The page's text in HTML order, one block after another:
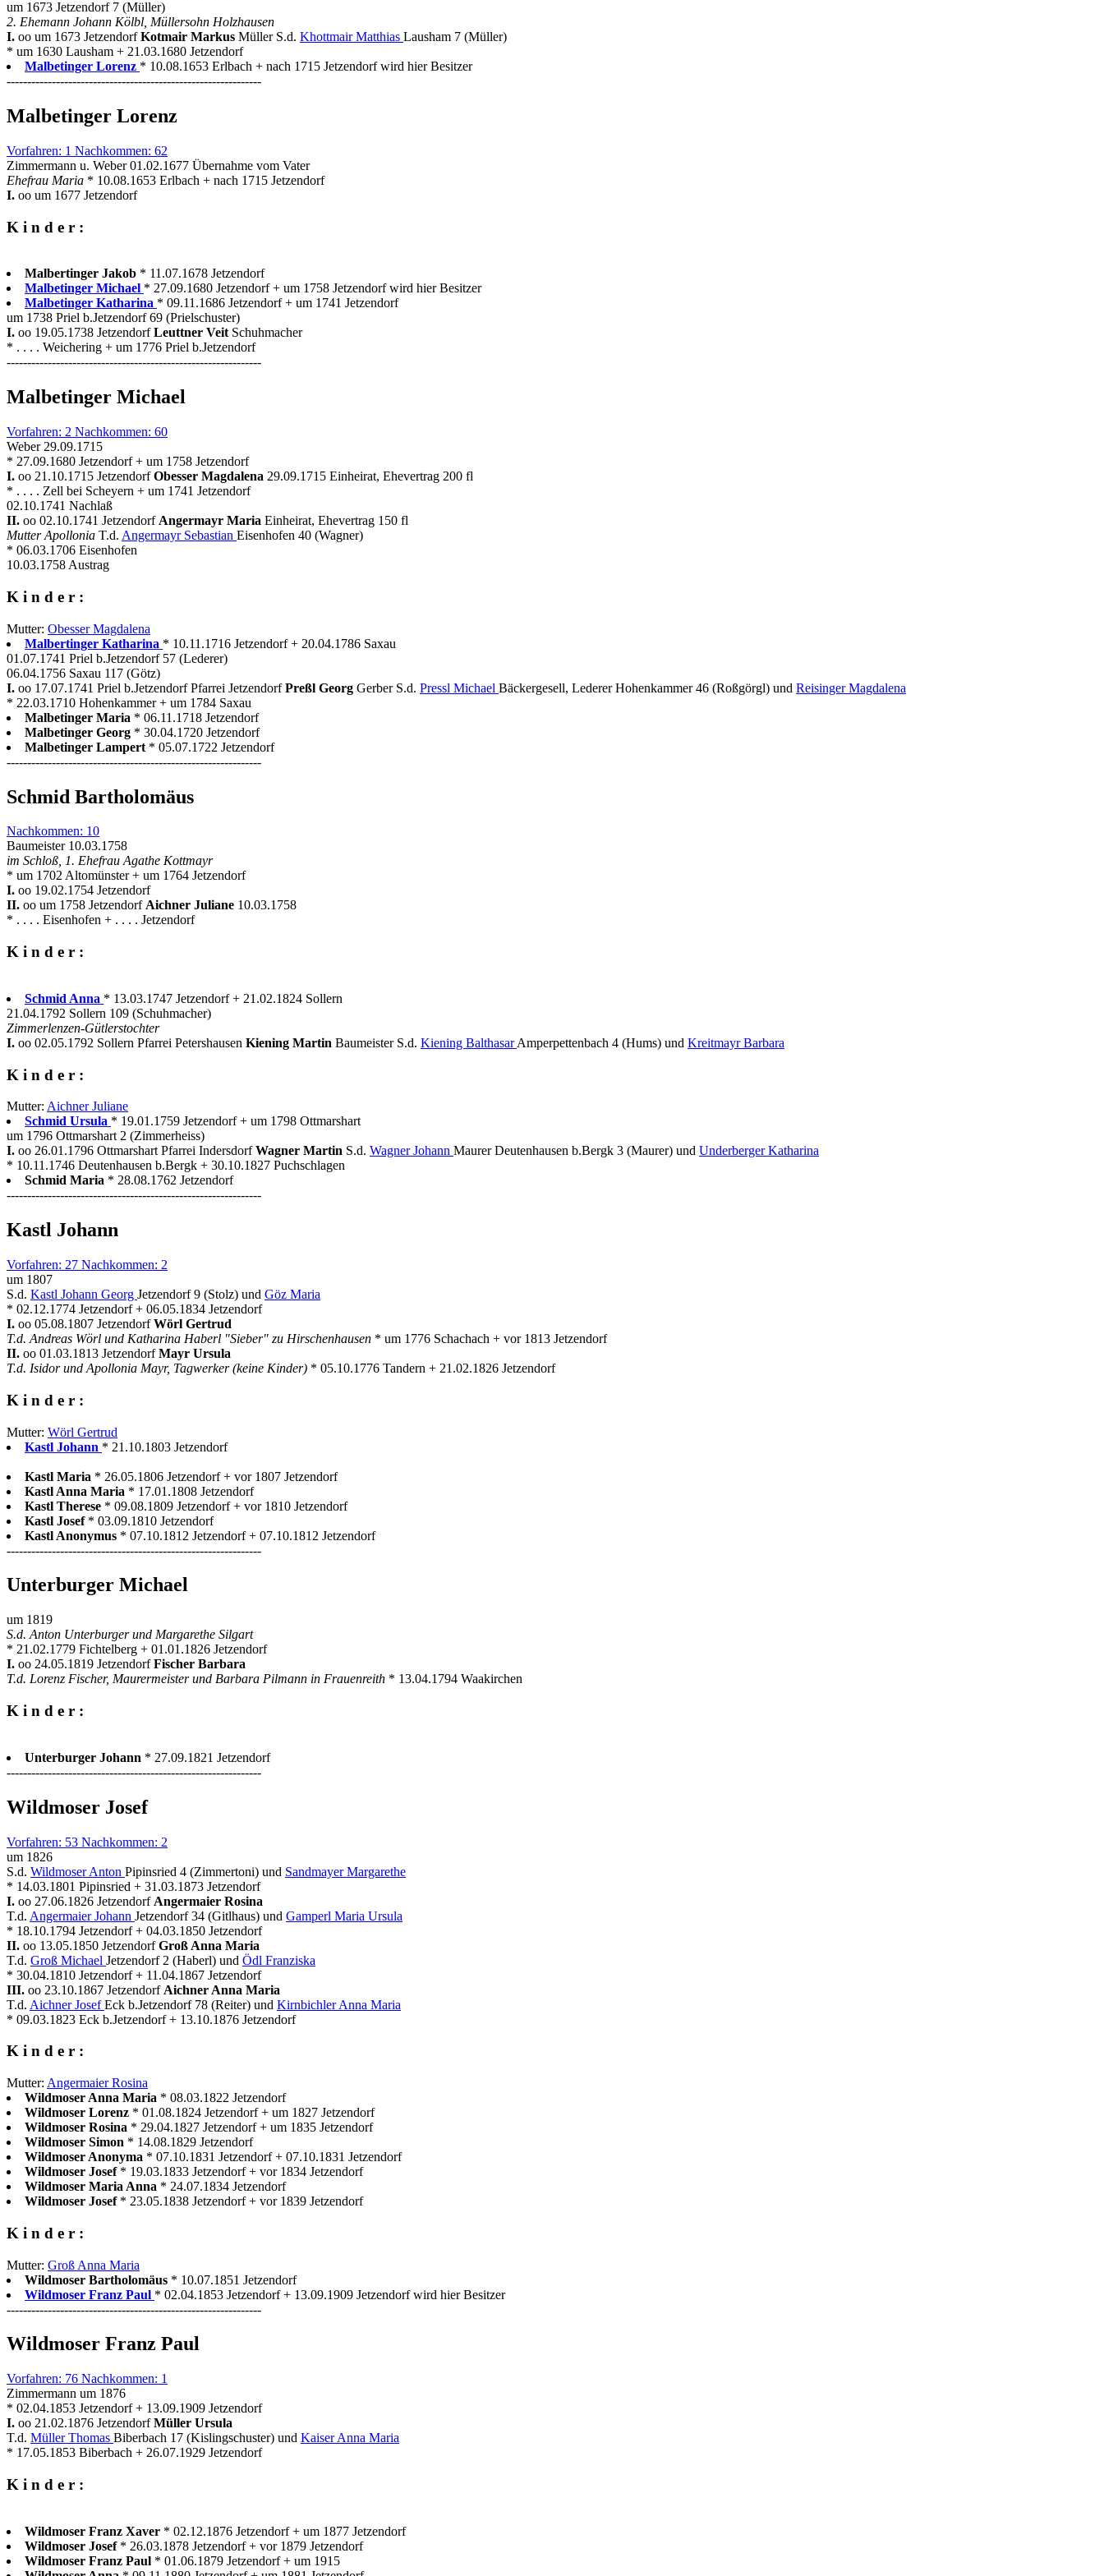
um 1673 Jetzendorf 7 (Müller)
2. Ehemann Johann Kölbl, Müllersohn Holzhausen
I. oo um 1673 JetzendorfKotmair Markus Müller S.d. Khottmair Matthias Lausham 7 (Müller)
* um 1630 Lausham + 21.03.1680 Jetzendorf
Malbetinger Lorenz * 10.08.1653 Erlbach + nach 1715 Jetzendorf wird hier Besitzer
--------------------------------------------------------------
Malbetinger Lorenz
Vorfahren: 1 Nachkommen: 62
Zimmermann u. Weber 01.02.1677 Übernahme vom Vater
Ehefrau Maria * 10.08.1653 Erlbach + nach 1715 Jetzendorf
I. oo um 1677 Jetzendorf
K i n d e r :
Malbertinger Jakob * 11.07.1678 Jetzendorf
Malbetinger Michael * 27.09.1680 Jetzendorf + um 1758 Jetzendorf wird hier Besitzer
Malbetinger Katharina * 09.11.1686 Jetzendorf + um 1741 Jetzendorf
um 1738 Priel b.Jetzendorf 69 (Prielschuster)
I. oo 19.05.1738 JetzendorfLeuttner Veit Schuhmacher
* . . . . Weichering + um 1776 Priel b.Jetzendorf
--------------------------------------------------------------
Malbetinger Michael
Vorfahren: 2 Nachkommen: 60
Weber 29.09.1715
* 27.09.1680 Jetzendorf + um 1758 Jetzendorf
I. oo 21.10.1715 JetzendorfObesser Magdalena 29.09.1715 Einheirat, Ehevertrag 200 fl
* . . . . Zell bei Scheyern + um 1741 Jetzendorf
02.10.1741 Nachlaß
II. oo 02.10.1741 Jetzendorf Angermayr Maria Einheirat, Ehevertrag 150 fl
Mutter Apollonia T.d. Angermayr Sebastian Eisenhofen 40 (Wagner)
* 06.03.1706 Eisenhofen
10.03.1758 Austrag
K i n d e r :
Mutter: Obesser Magdalena
Malbertinger Katharina * 10.11.1716 Jetzendorf + 20.04.1786 Saxau
01.07.1741 Priel b.Jetzendorf 57 (Lederer)
06.04.1756 Saxau 117 (Götz)
I. oo 17.07.1741 Priel b.Jetzendorf Pfarrei JetzendorfPreßl Georg Gerber S.d. Pressl Michael Bäckergesell, Lederer Hohenkammer 46 (Roßgörgl) und Reisinger Magdalena
* 22.03.1710 Hohenkammer + um 1784 Saxau
Malbetinger Maria * 06.11.1718 Jetzendorf
Malbetinger Georg * 30.04.1720 Jetzendorf
Malbetinger Lampert * 05.07.1722 Jetzendorf
--------------------------------------------------------------
Schmid Bartholomäus
Nachkommen: 10
Baumeister 10.03.1758
im Schloß, 1. Ehefrau Agathe Kottmayr
* um 1702 Altomünster + um 1764 Jetzendorf
I. oo 19.02.1754 Jetzendorf
II. oo um 1758 JetzendorfAichner Juliane 10.03.1758
* . . . . Eisenhofen + . . . . Jetzendorf
K i n d e r :
Schmid Anna * 13.03.1747 Jetzendorf + 21.02.1824 Sollern
21.04.1792 Sollern 109 (Schuhmacher)
Zimmerlenzen-Gütlerstochter
I. oo 02.05.1792 Sollern Pfarrei Petershausen Kiening Martin Baumeister S.d. Kiening BalthasarAmperpettenbach 4 (Hums) und Kreitmayr Barbara
K i n d e r :
Mutter: Aichner Juliane
Schmid Ursula * 19.01.1759 Jetzendorf + um 1798 Ottmarshart
um 1796 Ottmarshart 2 (Zimmerheiss)
I. oo 26.01.1796 Ottmarshart Pfarrei IndersdorfWagner Martin S.d. Wagner Johann Maurer Deutenhausen b.Bergk 3 (Maurer) und Underberger Katharina
* 10.11.1746 Deutenhausen b.Bergk + 30.10.1827 Puchschlagen
Schmid Maria * 28.08.1762 Jetzendorf
--------------------------------------------------------------
Kastl Johann
Vorfahren: 27 Nachkommen: 2
um 1807
S.d. Kastl Johann Georg Jetzendorf 9 (Stolz) und Göz Maria
* 02.12.1774 Jetzendorf + 06.05.1834 Jetzendorf
I. oo 05.08.1807 JetzendorfWörl Gertrud
T.d. Andreas Wörl und Katharina Haberl "Sieber" zu Hirschenhausen * um 1776 Schachach + vor 1813 Jetzendorf
II. oo 01.03.1813 JetzendorfMayr Ursula
T.d. Isidor und Apollonia Mayr, Tagwerker (keine Kinder) * 05.10.1776 Tandern + 21.02.1826 Jetzendorf
K i n d e r :
Mutter: Wörl Gertrud
Kastl Johann * 21.10.1803 Jetzendorf
Kastl Maria * 26.05.1806 Jetzendorf + vor 1807 Jetzendorf
Kastl Anna Maria * 17.01.1808 Jetzendorf
Kastl Therese * 09.08.1809 Jetzendorf + vor 1810 Jetzendorf
Kastl Josef * 03.09.1810 Jetzendorf
Kastl Anonymus * 07.10.1812 Jetzendorf + 07.10.1812 Jetzendorf
--------------------------------------------------------------
Unterburger Michael
um 1819
S.d. Anton Unterburger und Margarethe Silgart
* 21.02.1779 Fichtelberg + 01.01.1826 Jetzendorf
I. oo 24.05.1819 JetzendorfFischer Barbara
T.d. Lorenz Fischer, Maurermeister und Barbara Pilmann in Frauenreith * 13.04.1794 Waakirchen
K i n d e r :
Unterburger Johann * 27.09.1821 Jetzendorf
--------------------------------------------------------------
Wildmoser Josef
Vorfahren: 53 Nachkommen: 2
um 1826
S.d. Wildmoser Anton Pipinsried 4 (Zimmertoni) und Sandmayer Margarethe
* 14.03.1801 Pipinsried + 31.03.1873 Jetzendorf
I. oo 27.06.1826 Jetzendorf Angermaier Rosina
T.d. Angermaier Johann Jetzendorf 34 (Gitlhaus) und Gamperl Maria Ursula
* 18.10.1794 Jetzendorf + 04.03.1850 Jetzendorf
II. oo 13.05.1850 JetzendorfGroß Anna Maria
T.d. Groß Michael Jetzendorf 2 (Haberl) und Ödl Franziska
* 30.04.1810 Jetzendorf + 11.04.1867 Jetzendorf
III. oo 23.10.1867 Jetzendorf Aichner Anna Maria
T.d. Aichner JosefEck b.Jetzendorf 78 (Reiter) und Kirnbichler Anna Maria
* 09.03.1823 Eck b.Jetzendorf + 13.10.1876 Jetzendorf
K i n d e r :
Mutter: Angermaier Rosina
Wildmoser Anna Maria * 08.03.1822 Jetzendorf
Wildmoser Lorenz * 01.08.1824 Jetzendorf + um 1827 Jetzendorf
Wildmoser Rosina * 29.04.1827 Jetzendorf + um 1835 Jetzendorf
Wildmoser Simon * 14.08.1829 Jetzendorf
Wildmoser Anonyma * 07.10.1831 Jetzendorf + 07.10.1831 Jetzendorf
Wildmoser Josef * 19.03.1833 Jetzendorf + vor 1834 Jetzendorf
Wildmoser Maria Anna * 24.07.1834 Jetzendorf
Wildmoser Josef * 23.05.1838 Jetzendorf + vor 1839 Jetzendorf
K i n d e r :
Mutter: Groß Anna Maria
Wildmoser Bartholomäus * 10.07.1851 Jetzendorf
Wildmoser Franz Paul * 02.04.1853 Jetzendorf + 13.09.1909 Jetzendorf wird hier Besitzer
--------------------------------------------------------------
Wildmoser Franz Paul
Vorfahren: 76 Nachkommen: 1
Zimmermann um 1876
* 02.04.1853 Jetzendorf + 13.09.1909 Jetzendorf
I. oo 21.02.1876 JetzendorfMüller Ursula
T.d. Müller Thomas Biberbach 17 (Kislingschuster) und Kaiser Anna Maria
* 17.05.1853 Biberbach + 26.07.1929 Jetzendorf
K i n d e r :
Wildmoser Franz Xaver * 02.12.1876 Jetzendorf + um 1877 Jetzendorf
Wildmoser Josef * 26.03.1878 Jetzendorf + vor 1879 Jetzendorf
Wildmoser Franz Paul * 01.06.1879 Jetzendorf + um 1915